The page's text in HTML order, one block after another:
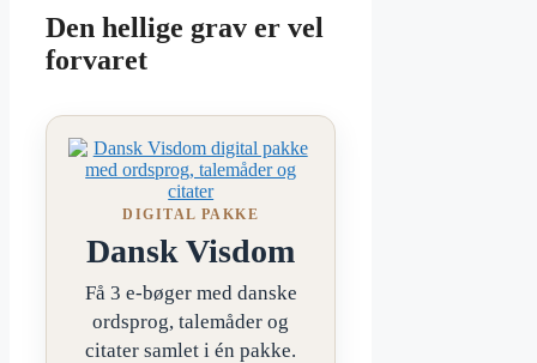
Den hellige grav er vel
forvaret
DIGITAL PAKKE
Dansk Visdom
Få 3 e-bøger med danske
ordsprog, talemåder og
citater samlet i én pakke.